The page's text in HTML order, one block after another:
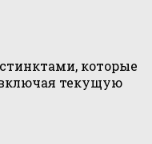
которые
текущую